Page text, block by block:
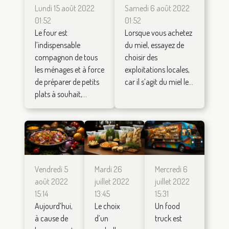
Lundi 15 août 2022
01:52
Le four est
l’indispensable
compagnon de tous
les ménages et à force
de préparer de petits
plats à souhait,...
Samedi 6 août 2022
01:52
Lorsque vous achetez
du miel, essayez de
choisir des
exploitations locales,
car il s’agit du miel le...
Vendredi 5
août 2022
15:14
Aujourd’hui,
à cause de
Mardi 26
juillet 2022
13:45
Le choix
d’un
Mercredi 6
juillet 2022
15:31
Un food
truck est